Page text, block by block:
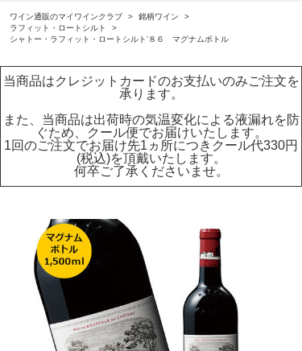
ワイン通販のマイワインクラブ > 銘柄ワイン
>
ラフィット・ロートシルト
>
シャトー・ラフィット・ロートシルト’８６ マグナムボトル
当商品はクレジットカードのお支払いのみご注文を
承ります。
また、当商品は出荷時の気温変化による液漏れを防
ぐため、クール便でお届けいたします。
1回のご注文でお届け先1ヵ所につきクール代330円
(税込)を頂戴いたします。
何卒ご了承くださいませ。